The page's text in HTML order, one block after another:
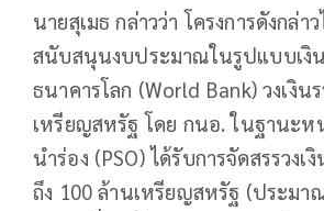
นายสุเมธ กล่าวว่า โครงการดังกล่า
สนับสนุนงบประมาณในรูปแบบเงิ
ธนาคารโลก (World Bank) วงเงิน
เหรียญสหรัฐ โดย กนอ. ในฐานะห
นำร่อง (PSO) ได้รับการจัดสรรวงเ
ถึง 100 ล้านเหรียญสหรัฐ (ประมา